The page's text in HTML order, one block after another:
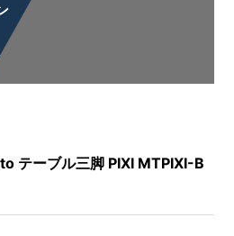
テーブル三脚 PIXI MTPIXI-B